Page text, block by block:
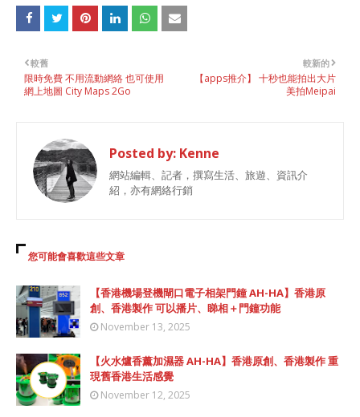
較新的
【apps推介】 十秒也能拍出大片
美拍Meipai
較舊
限時免費 不用流動網絡 也可使用
網上地圖 City Maps 2Go
Posted by: Kenne
網站編輯、記者，撰寫生活、旅遊、資訊介
紹，亦有網絡行銷
您可能會喜歡這些文章
【香港機場登機閘口電子相架門鐘 AH-HA】香港原
創、香港製作 可以播片、睇相＋門鐘功能
November 13, 2025
【火水爐香薰加濕器 AH-HA】香港原創、香港製作 重
現舊香港生活感覺
November 12, 2025